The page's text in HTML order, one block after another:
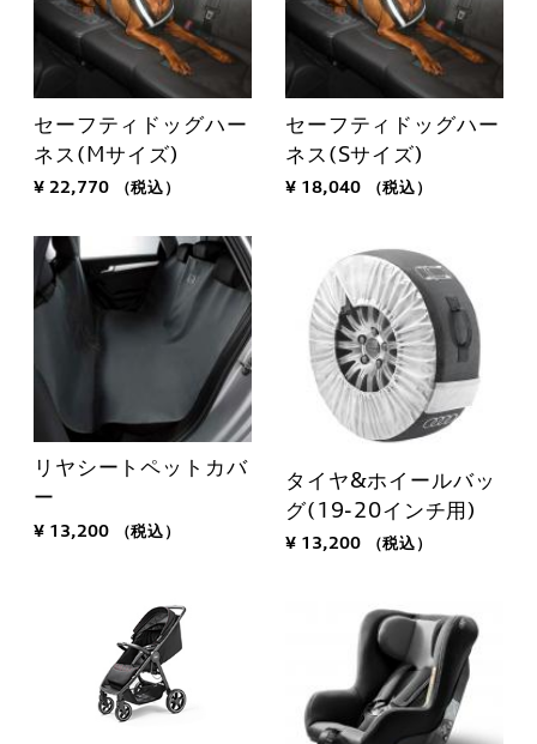
セーフティドッグハー
ネス(Mサイズ)
¥ 22,770 （税込）
セーフティドッグハー
ネス(Sサイズ)
¥ 18,040 （税込）
リヤシートペットカバ
ー
¥ 13,200 （税込）
タイヤ&ホイールバッ
グ(19-20インチ用)
¥ 13,200 （税込）